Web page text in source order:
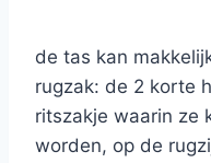
de tas kan
rugzak: de 2 korte
ritszakje waarin ze
worden, op de